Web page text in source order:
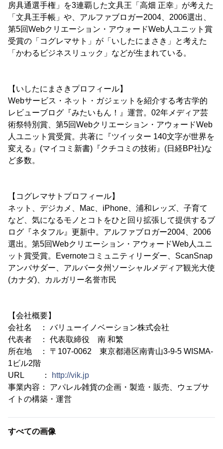
房具通選手権」を3連覇した文具王「高畑 正幸」が考えた
「文具王手帳」や、アルファブロガー2004、2006選出、
第5回Webクリエーション・アウォードWeb人ユニット賞
受賞の「コグレマサト」が「いしたにまさき」と考えた
「かわるビジネスリュック」などが生まれている。
【いしたにまさきプロフィール】
Webサービス・ネット・ガジェットを紹介する考古学的
レビューブログ『みたいもん！』運営。02年メディア芸
術祭特別賞、第5回Webクリエーション・アウォードWeb
人ユニット賞受賞。共著に『ツイッター 140文字が世界を
変える』(マイコミ新書)『クチコミの技術』(日経BP社)な
ど多数。
【コグレマサトプロフィール】
ネット、デジカメ、Mac、iPhone、浦和レッズ、子育て
など、気になるモノとコトをひと回り拡張して提供するブ
ログ『ネタフル』更新中。アルファブロガー2004、2006
選出。第5回Webクリエーション・アウォードWeb人ユニ
ット賞受賞。Evernoteコミュニティリーダー、ScanSnap
アンバサダー、アルバータ州ソーシャルメディア観光大使
(カナダ)、カルガリー名誉市民
【会社概要】
会社名 ： バリューイノベーション株式会社
代表者 ： 代表取締役 南 和繁
所在地 ： 〒107-0062 東京都港区南青山3-9-5 WISMA-
1ビル2階
URL ：
http://vik.jp
事業内容： アパレル雑貨の企画・製造・販売、ウェブサ
イトの構築・運営
すべての画像